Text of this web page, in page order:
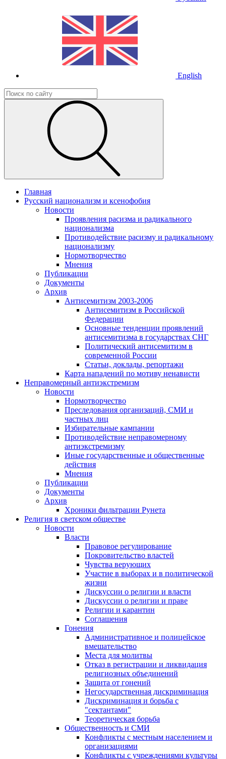
English
Главная
Русский национализм и ксенофобия
Новости
Проявления расизма и радикального
национализма
Противодействие расизму и радикальному
национализму
Нормотворчество
Мнения
Публикации
Документы
Архив
Антисемитизм 2003-2006
Антисемитизм в Российской
Федерации
Основные тенденции проявлений
антисемитизма в государствах СНГ
Политический антисемитизм в
современной России
Статьи, доклады, репортажи
Карта нападений по мотиву ненависти
Неправомерный антиэкстремизм
Новости
Нормотворчество
Преследования организаций, СМИ и
частных лиц
Избирательные кампании
Противодействие неправомерному
антиэкстремизму
Иные государственные и общественные
действия
Мнения
Публикации
Документы
Архив
Хроники фильтрации Рунета
Религия в светском обществе
Новости
Власти
Правовое регулирование
Покровительство властей
Чувства верующих
Участие в выборах и в политической
жизни
Дискуссии о религии и власти
Дискуссии о религии и праве
Религии и карантин
Соглашения
Гонения
Административное и полицейское
вмешательство
Места для молитвы
Отказ в регистрации и ликвидация
религиозных объединений
Защита от гонений
Негосударственная дискриминация
Дискриминация и борьба с
"сектантами"
Теоретическая борьба
Общественность и СМИ
Конфликты с местным населением и
организациями
Конфликты с учреждениями культуры